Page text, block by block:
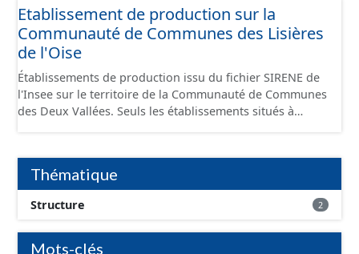
Etablissement de production sur la
Communauté de Communes des Lisières
de l'Oise
Établissements de production issu du fichier SIRENE de
l'Insee sur le territoire de la Communauté de Communes
des Deux Vallées. Seuls les établissements situés à
conformément aux prescriptions du standard CNIG Sites
Économiques. Ce lot ne contient pas la référence aux
terrains à vocation économique à ce jour. Il est filtré au-
delà des prescriptions du CNIG se limitant aux SCI.
Thématique
Structure 2
Mots-clés